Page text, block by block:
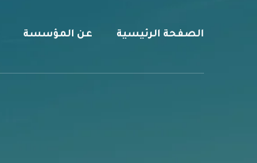
الصفحة الرئيسية عن المؤسسة